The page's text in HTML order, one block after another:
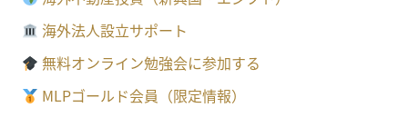
海外法人設立サポート
無料オンライン勉強会に参加する
MLPゴールド会員（限定情報）